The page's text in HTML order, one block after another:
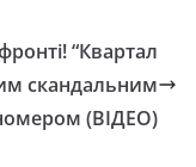
“Квартал
скандальним
(ВІДЕО)